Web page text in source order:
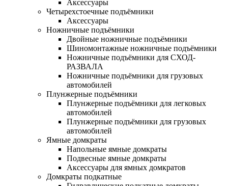
Аксессуары
Четырехстоечные подъёмники
Аксессуары
Ножничные подъёмники
Двойные ножничные подъёмники
Шиномонтажные ножничные подъёмники
Ножничные подъёмники для СХОД-
РАЗВАЛА
Ножничные подъёмники для грузовых
автомобилей
Плунжерные подъёмники
Плунжерные подъёмники для легковых
автомобилей
Плунжерные подъёмники для грузовых
автомобилей
Ямные домкраты
Напольные ямные домкраты
Подвесные ямные домкраты
Аксессуары для ямных домкратов
Домкраты подкатные